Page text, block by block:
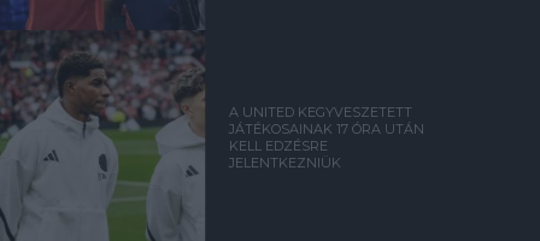
A UNITED KEGYVESZETETT
JÁTÉKOSAINAK 17 ÓRA UTÁN
KELL EDZÉSRE
JELENTKEZNIÜK